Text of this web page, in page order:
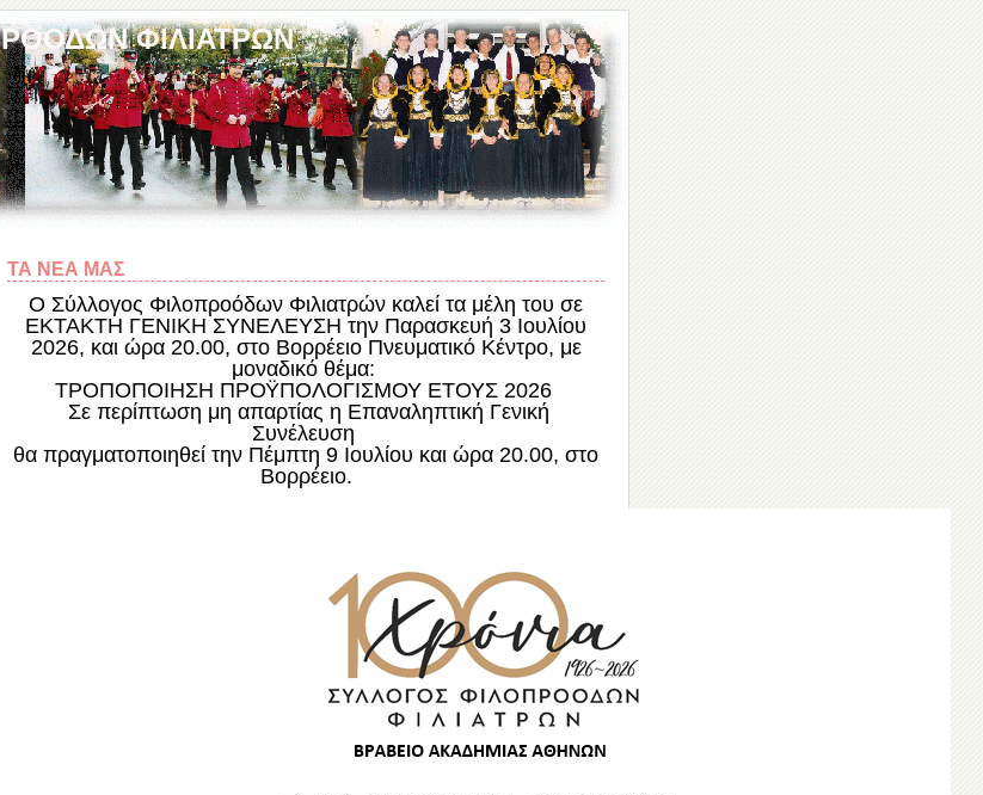
ΦΙΛΙΑΤΡΩΝ
ΤΑ ΝΕΑ ΜΑΣ
Ο Σύλλογος Φιλοπροόδων Φιλιατρών καλεί τα μέλη του σε
ΕΚΤΑΚΤΗ ΓΕΝΙΚΗ ΣΥΝΕΛΕΥΣΗ την Παρασκευή 3 Ιουλίου
2026, και ώρα 20.00, στο Βορρέειο Πνευματικό Κέντρο, με
μοναδικό θέμα:
ΤΡΟΠΟΠΟΙΗΣΗ ΠΡΟΫΠΟΛΟΓΙΣΜΟΥ ΕΤΟΥΣ 2026
Σε περίπτωση μη απαρτίας η Επαναληπτική Γενική
Συνέλευση
θα πραγματοποιηθεί την Πέμπτη 9 Ιουλίου και ώρα 20.00, στο
Βορρέειο.